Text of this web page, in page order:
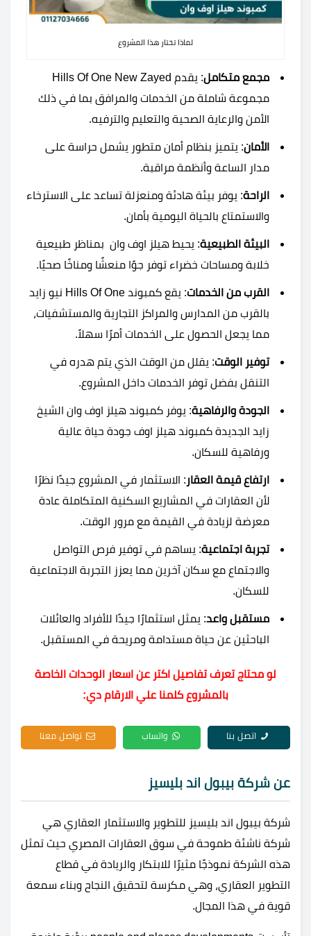
لماذا تختار هذا المشروع
مجمع متكامل
: يقدم Hills Of One New Zayed
مجموعة شاملة من الخدمات والمرافق بما في ذلك
الأمن والرعاية الصحية والتعليم والترفيه.
الأمان: يتميز بنظام أمان متطور يشمل حراسة على
مدار الساعة وأنظمة مراقبة.
الراحة: يوفر بيئة هادئة ومنعزلة تساعد على الاسترخاء
والاستمتاع بالحياة اليومية بأمان.
البيئة الطبيعية: يحيط هيلز اوف وان بمناظر طبيعية
خلابة ومساحات خضراء توفر جوًا منعشًا ومناخًا صحيًا.
القرب من الخدمات
: يقع كمبوند Hills Of One نيو زايد
بالقرب من المدارس والمراكز التجارية والمستشفيات،
مما يجعل الحصول على الخدمات أمرًا سهلاً.
توفير الوقت: يقلل من الوقت الذي يتم هدره في
التنقل بفضل توفر الخدمات داخل المشروع.
الجودة والرفاهية: يوفر كمبوند هيلز اوف وان الشيخ
زايد الجديدة كمبوند هيلز اوف جودة حياة عالية
ورفاهية للسكان.
ارتفاع قيمة العقار : الاستثمار في المشروع جيدًا نظرًا
لأن العقارات في المشاريع السكنية المتكاملة عادة
معرضة لزيادة في القيمة مع مرور الوقت.
تجربة اجتماعية: يساهم في توفير فرص التواصل
والاجتماع مع سكان آخرين مما يعزز التجربة الاجتماعية
للسكان.
مستقبل واعد: يمثل استثمارًا جيدًا للأفراد والعائلات
الباحثين عن حياة مستدامة ومريحة في المستقبل.
لو محتاج تعرف تفاصيل اكتر عن اسعار الوحدات الخاصة
بالمشروع كلمنا علي الارقام دي:
اتصل بنا واتساب تواصل معنا
عن شركة بيبول اند بليسيز
شركة بيبول اند بليسيز للتطوير والاستثمار العقاري هي
شركة ناشئة طموحة في سوق العقارات المصري حيث تمثل
هذه الشركة نموذجًا مثيرًا للابتكار والريادة في قطاع
التطوير العقاري، وهي مكرسة لتحقيق النجاح وبناء سمعة
قوية في هذا المجال.